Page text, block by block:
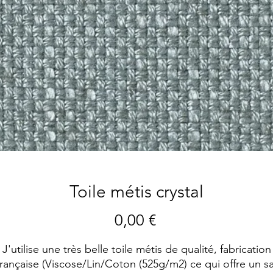
Toile métis crystal
0,00 €Prix
J'utilise une très belle toile métis de qualité, fabrication
(Viscose/Lin/Coton (525g/m2) ce qui offre un